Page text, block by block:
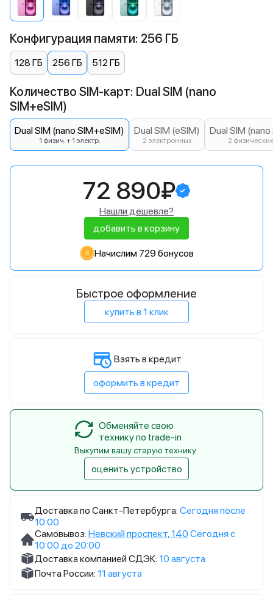
Доставка по Санкт-Петербурга: Сегодня после
10:00
Самовывоз: Невский проспект, 140 Сегодня с
10:00 до 20:00
Доставка компанией СДЭК: 10 августа
Почта России: 11 августа
Конфигурация памяти: 256 ГБ
128 ГБ 256 ГБ 512 ГБ
Количество SIM-карт: Dual SIM (nano
SIM+eSIM)
Dual SIM (nano SIM+eSIM)
1 физич. + 1 электр.
Dual SIM (eSIM)
2 электронных
Dual SIM
2 физических
72 890₽
Нашли дешевле?
добавить в корзину
Начислим 729 бонусов
Быстрое оформление
купить в 1 клик
Взять в кредит
оформить в кредит
Обменяйте свою
технику по trade-in
Выкупим вашу старую технику
оценить устройство